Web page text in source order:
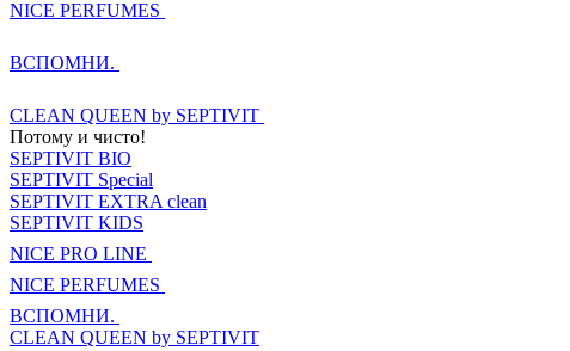
NICE PERFUMES
ВСПОМНИ.
CLEAN QUEEN by SEPTIVIT
Потому и чисто!
SEPTIVIT BIO
SEPTIVIT Special
SEPTIVIT EXTRA clean
SEPTIVIT KIDS
NICE PRO LINE
NICE PERFUMES
ВСПОМНИ.
CLEAN QUEEN by SEPTIVIT